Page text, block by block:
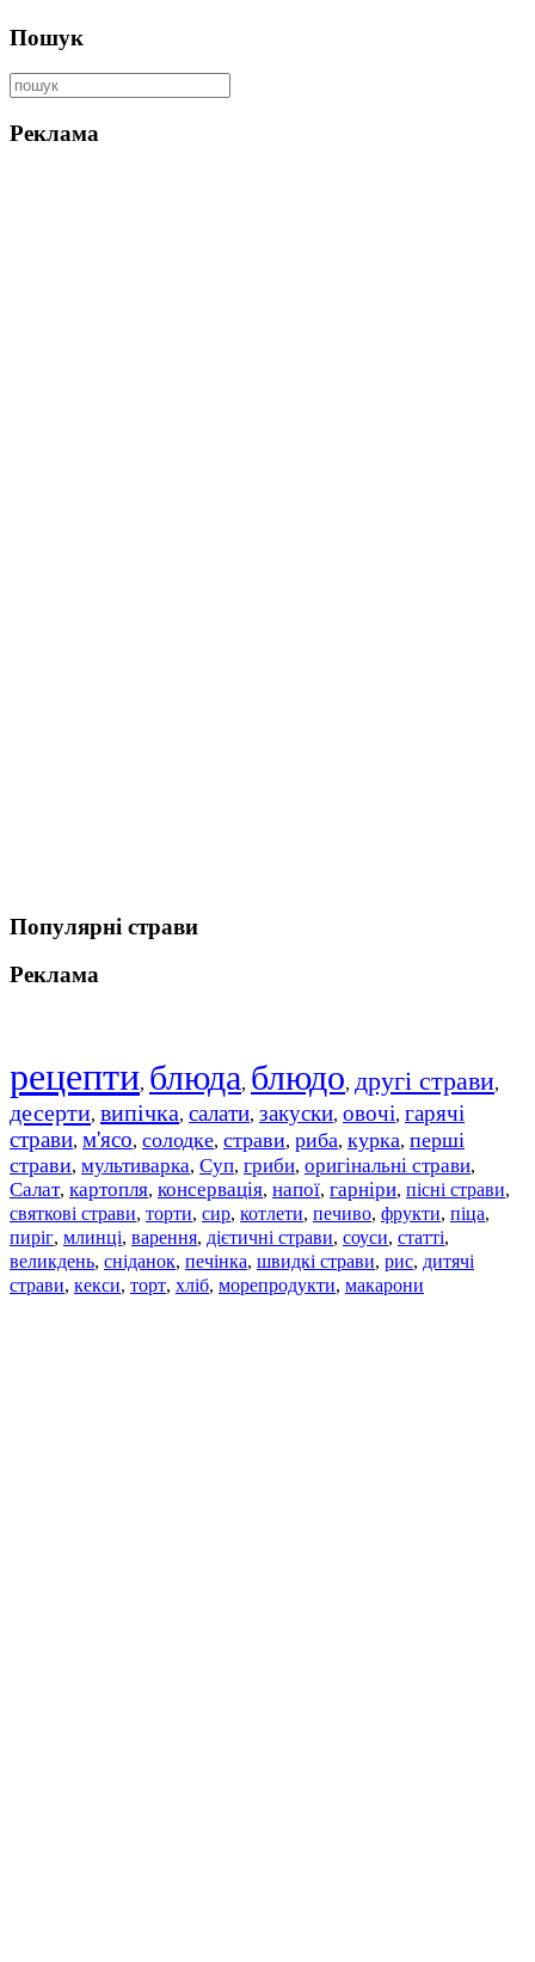
Пошук
Реклама
Популярні страви
Реклама
рецепти, блюда, блюдо, другі страви,
десерти, випічка, салати, закуски, овочі, гарячі
страви, м'ясо, солодке, страви, риба, курка, перші
страви, мультиварка, Суп, гриби, оригінальні страви,
Салат, картопля, консервація, напої, гарніри, пісні страви,
святкові страви, торти, сир, котлети, печиво, фрукти, піца,
пиріг, млинці, варення, дієтичні страви, соуси, статті,
великдень, сніданок, печінка, швидкі страви, рис, дитячі
страви, кекси, торт, хліб, морепродукти, макарони